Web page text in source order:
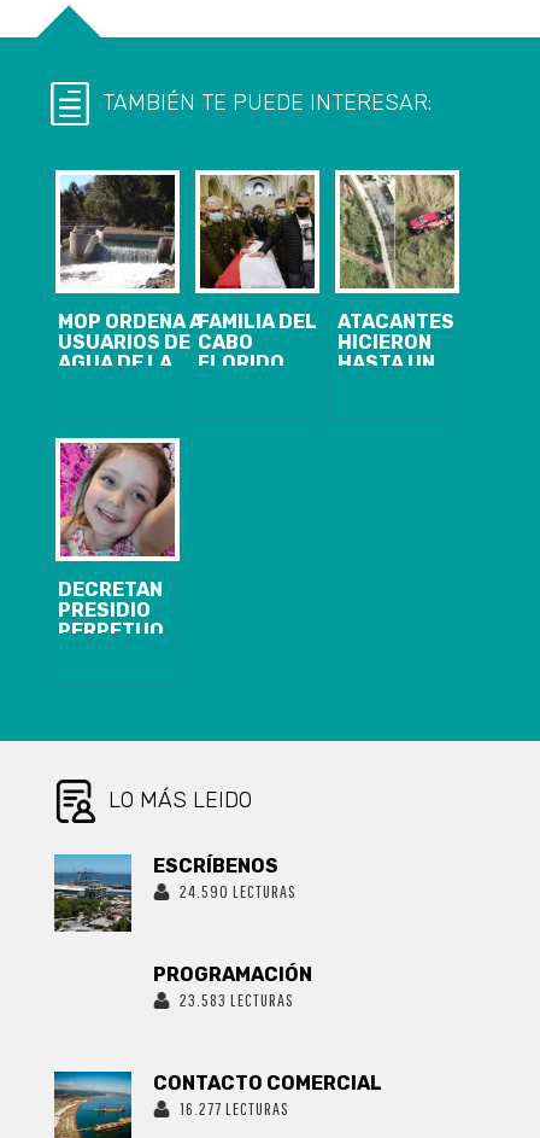
TAMBIÉN TE PUEDE INTERESAR:
MOP ORDENA A
USUARIOS DE
AGUA DE LA
BOCATOMAS
PARA EVITAR
EVENTUALES
DESBORDES
EN CASO DE
CRECIDAS
POR LLUVIA
FAMILIA DEL
CABO
FLORIDO
ATACANTES
HICIERON
HASTA UN
DECRETAN
PRESIDIO
PERPETUO
MOYA
LO MÁS LEIDO
ESCRÍBENOS
24.590 LECTURAS
PROGRAMACIÓN
23.583 LECTURAS
CONTACTO COMERCIAL
16.277 LECTURAS